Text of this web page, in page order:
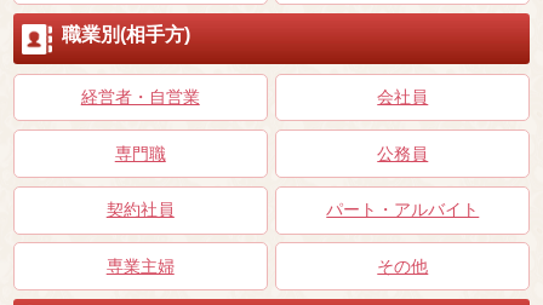
職業別(相手方)
経営者・自営業 会社員
専門職 公務員
契約社員 パート・アルバイト
専業主婦 その他